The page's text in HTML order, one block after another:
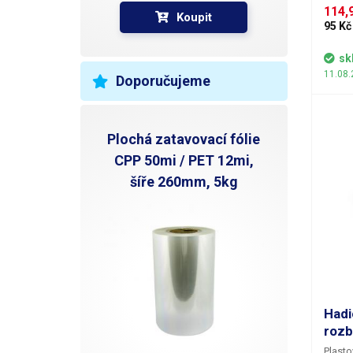
Koupit
Doporučujeme
Plochá zatavovací fólie
CPP 50mi / PET 12mi,
šíře 260mm, 5kg
95 Kč